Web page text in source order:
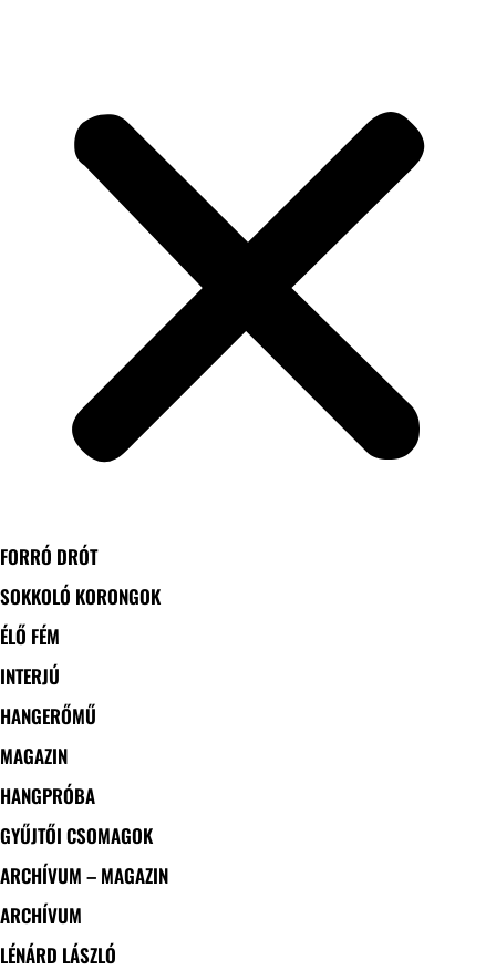
FORRÓ DRÓT
SOKKOLÓ KORONGOK
ÉLŐ FÉM
INTERJÚ
HANGERŐMŰ
MAGAZIN
HANGPRÓBA
GYŰJTŐI CSOMAGOK
ARCHÍVUM – MAGAZIN
ARCHÍVUM
LÉNÁRD LÁSZLÓ